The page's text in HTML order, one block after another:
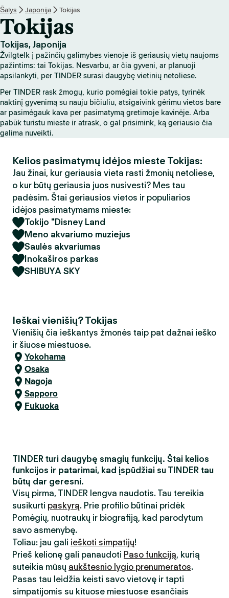
Šalys Japonija Tokijas
Tokijas
Tokijas, Japonija
Žvilgtelk į pažinčių galimybes vienoje iš geriausių vietų naujoms
pažintims: tai Tokijas. Nesvarbu, ar čia gyveni, ar planuoji
apsilankyti, per TINDER surasi daugybę vietinių netoliese.
Per TINDER rask žmogų, kurio pomėgiai tokie patys, tyrinėk
naktinį gyvenimą su nauju bičiuliu, atsigaivink gėrimu vietos bare
ar pasimėgauk kava per pasimatymą gretimoje kavinėje. Arba
pabūk turistu mieste ir atrask, o gal prisimink, ką geriausio čia
galima nuveikti.
Kelios pasimatymų idėjos mieste Tokijas:
Jau žinai, kur geriausia vieta rasti žmonių netoliese,
o kur būtų geriausia juos nusivesti? Mes tau
padėsim. Štai geriausios vietos ir populiarios
idėjos pasimatymams mieste:
Tokijo "Disney Land
Meno akvariumo muziejus
Saulės akvariumas
Inokaširos parkas
SHIBUYA SKY
Ieškai vienišių? Tokijas
Vienišių čia ieškantys žmonės taip pat dažnai ieško
ir šiuose miestuose.
Yokohama
Osaka
Nagoja
Sapporo
Fukuoka
TINDER turi daugybę smagių funkcijų. Štai kelios
funkcijos ir patarimai, kad įspūdžiai su TINDER tau
būtų dar geresni.
Visų pirma, TINDER lengva naudotis. Tau tereikia
susikurti paskyrą. Prie profilio būtinai pridėk
Pomėgių, nuotraukų ir biografiją, kad parodytum
savo asmenybę.
Toliau: jau gali ieškoti simpatijų!
Prieš kelionę gali panaudoti Paso funkciją, kurią
suteikia mūsų aukštesnio lygio prenumeratos.
Pasas tau leidžia keisti savo vietovę ir tapti
simpatijomis su kituose miestuose esančiais